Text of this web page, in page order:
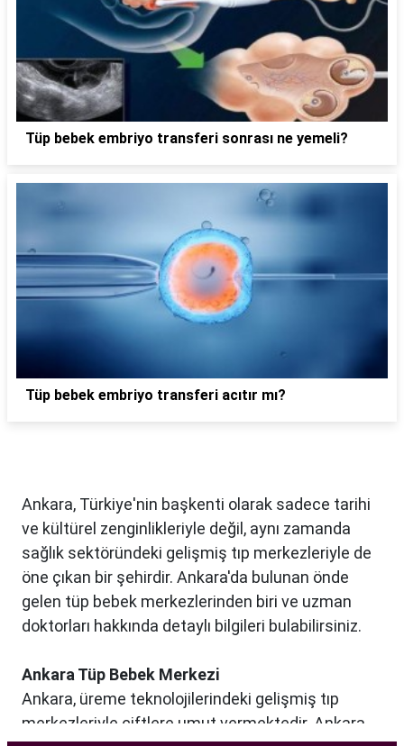
Tüp bebek embriyo transferi sonrası ne yemeli?
Tüp bebek embriyo transferi acıtır mı?
Ankara, Türkiye'nin başkenti olarak sadece tarihi
ve kültürel zenginlikleriyle değil, aynı zamanda
sağlık sektöründeki gelişmiş tıp merkezleriyle de
öne çıkan bir şehirdir. Ankara'da bulunan önde
gelen tüp bebek merkezlerinden biri ve uzman
doktorları hakkında detaylı bilgileri bulabilirsiniz.
Ankara Tüp Bebek Merkezi
Ankara, üreme teknolojilerindeki gelişmiş tıp
merkezleriyle çiftlere umut vermektedir. Ankara